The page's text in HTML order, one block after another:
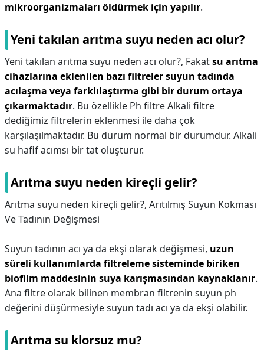
mikroorganizmaları öldürmek için yapılır.
Yeni takılan arıtma suyu neden acı olur?
Yeni takılan arıtma suyu neden acı olur?, Fakatsu arıtma
cihazlarına eklenilen bazı filtreler suyun tadında
acılaşma veya farklılaştırma gibi bir durum ortaya
çıkarmaktadır. Bu özellikle Ph filtre Alkali filtre
dediğimiz filtrelerin eklenmesi ile daha çok
karşılaşılmaktadır. Bu durum normal bir durumdur. Alkali
su hafif acımsı bir tat oluşturur.
Arıtma suyu neden kireçli gelir?
Arıtma suyu neden kireçli gelir?, Arıtılmış Suyun Kokması
Ve Tadının Değişmesi
Suyun tadının acı ya da ekşi olarak değişmesi, uzun
süreli kullanımlarda filtreleme sisteminde biriken
biofilm maddesinin suya karışmasından kaynaklanır.
Ana filtre olarak bilinen membran filtrenin suyun ph
değerini düşürmesiyle suyun tadı acı ya da ekşi olabilir.
Arıtma su klorsuz mu?